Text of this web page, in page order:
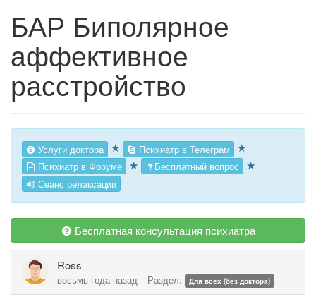
БАР Биполярное
аффективное
расстройство
Услуги доктора ★ Психиатр в Телеграм ★
Психиатр в Форуме ★ Бесплатный вопрос ★
Сеанс релаксации
Бесплатная консультация психиатра
Ross
восьмь года назад Раздел: Для всех (без доктора)